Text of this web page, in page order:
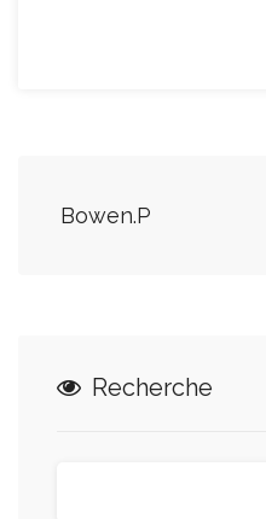
Bowen.P
Recherche